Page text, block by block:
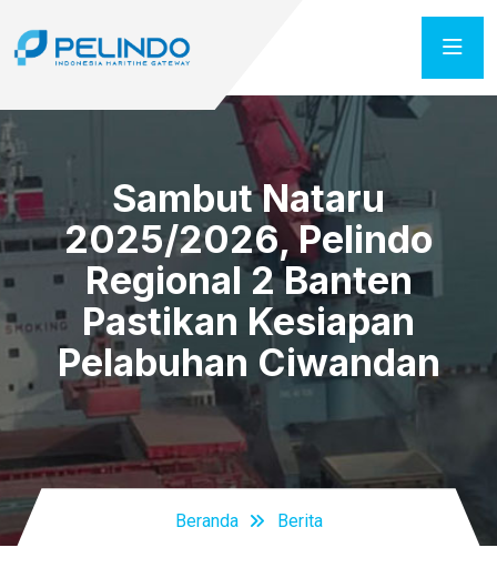
Sambut Nataru
2025/2026, Pelindo
Regional 2 Banten
Pastikan Kesiapan
Pelabuhan Ciwandan
Beranda Berita